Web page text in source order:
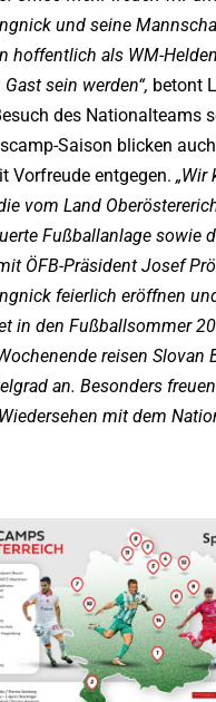
und seine
hoffentlich als WM-
sein werden“, betont
des Nationalteams
Saison blicken
Vorfreude entgegen. „Wir
vom Land
Fußballanlage sowie
ÖFB-Präsident Josef
feierlich eröffnen
in den Fußballsommer
reisen Slovan
an. Besonders
mit dem